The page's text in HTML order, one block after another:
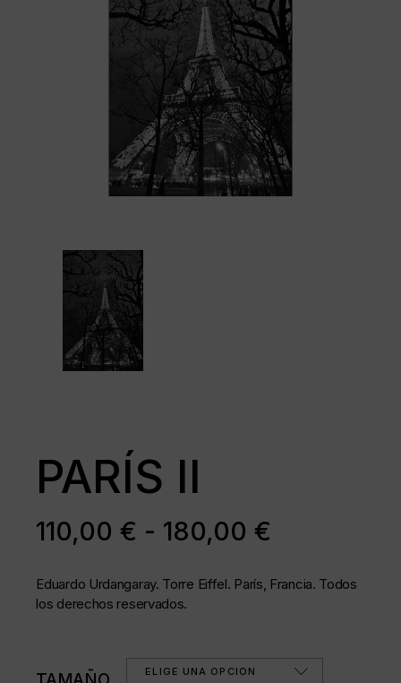
PARÍS II
110,00€ - 180,00€
PRECIOS:
HASTA
Eduardo Urdangaray. Torre Eiffel. París, Francia. Todos
los derechos reservados.
ELIGE UNA OPCIÓN